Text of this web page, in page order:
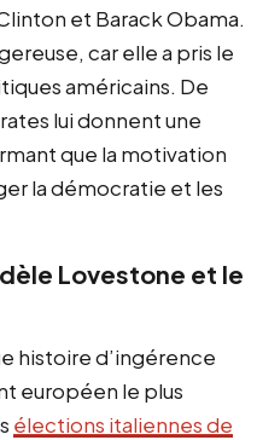
et Barack Obama.
car elle a pris le
américains. De
lui donnent une
que la motivation
la démocratie et les
Lovestone et le
histoire d’ingérence
européen le plus
élections italiennes de